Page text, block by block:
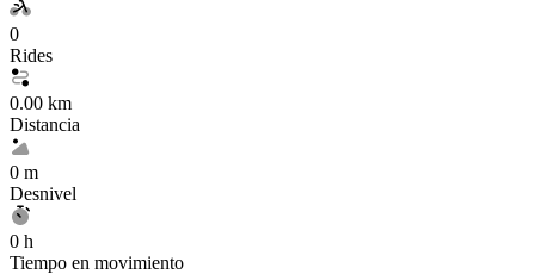
0
Rides
0.00 km
Distancia
0 m
Desnivel
0 h
Tiempo en movimiento